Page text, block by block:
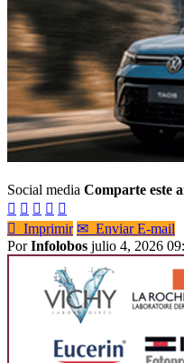
Social media Comparte este
    
 Imprimir ✉ Enviar E-mail
PorInfolobos julio 4, 2026